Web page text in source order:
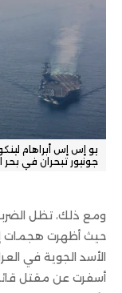
يو إس إس أبراهام
جونيور تبحران في
ومع ذلك، تظل
الأسد الجوية في